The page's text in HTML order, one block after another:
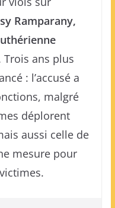
Ramparany,
Trois ans plus
: l’accusé a
malgré
déplorent
aussi celle de
mesure pour